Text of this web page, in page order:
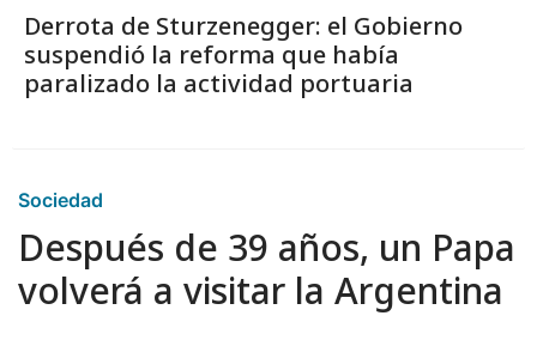
Derrota de Sturzenegger: el Gobierno
suspendió la reforma que había
paralizado la actividad portuaria
Sociedad
Después de 39 años, un Papa
volverá a visitar la Argentina